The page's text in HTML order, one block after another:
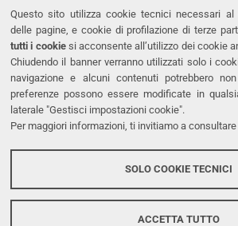
Questo sito utilizza cookie tecnici necessari al
delle pagine, e cookie di profilazione di terze
tutti i cookiesi acconsente all’utilizzo dei cookie
Chiudendo il banner verranno utilizzati solo i
navigazione e alcuni contenuti potrebbero
preferenze possono essere modificate in
laterale "Gestisci impostazioni cookie".
Per maggiori informazioni, ti invitiamo a
SOLO COOKIE TECNICI
ACCETTA TUTTO
Tel. +39 0532 293111
Fax. +39 0532 293031
PEC
LINKS
Dichiarazione di accessibilità
Protezione dati personali